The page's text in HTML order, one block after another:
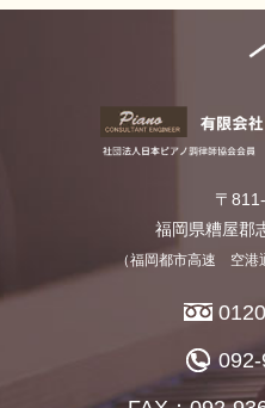
部へ委託する場合は、個人
および消去等について定め
個人情報の管理について
当社が直接収集または外部
ざんおよび漏洩等を防止す
個人情報の処理を伴う業務
が個人情報を入手した際、
正な手段によって収集した
法令及びその他の規範について
当社は、個人情報の保護に関係
を遵守し、本方針の継続的改善
〒
福岡県糟屋郡
（福岡都市高速 空港